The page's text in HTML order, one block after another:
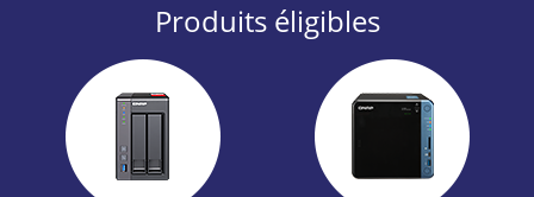
Produits éligibles